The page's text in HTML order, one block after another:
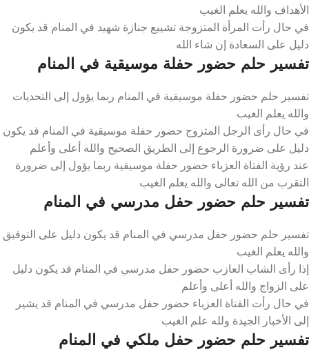
الأهداف والله يعلم الغيب
في حال رأت المرأة المتزوجة تشييع جنازة شهيد في المنام قد يكون
دليل على السعادة إن شاء الله
تفسير حلم حضور حفلة موسيقية في المنام
تفسير حلم حضور حفلة موسيقية في المنام ربما يؤول إلى التحديات
والله يعلم الغيب
في حال رأى الرجل المتزوج حضور حفلة موسيقية في المنام قد يكون
دليل على ضرورة الرجوع إلى الطريق الصحيح والله أعلى وأعلم
عند رؤية الفتاة العزباء حضور حفلة موسيقية ربما يؤول إلى ضرورة
التقرب من الله تعالى والله يعلم الغيب
تفسير حلم حضور حفل مدرسي في المنام
تفسير حلم حضور حفل مدرسي في المنام قد يكون دليل على التوفيق
والله يعلم الغيب
إذا رأى الشاب العازب حضور حفل مدرسي في المنام قد يكون دليل
على الزواج والله أعلى وأعلم
في حال رأت الفتاة العزباء حضور حفل مدرسي في المنام قد يشير
إلى الأخبار الجيدة ولله علم الغيب
تفسير حلم حضور حفل ملكي في المنام